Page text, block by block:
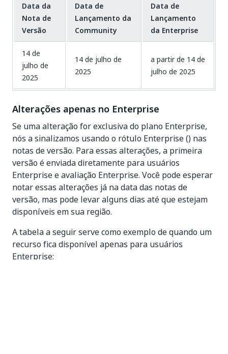
Data da
Nota de
Versão
Data de
Lançamento da
Community
Data de
Lançamento
da Enterprise
14 de
julho de
2025
14 de julho de
2025
a partir de 14 de
julho de 2025
Alterações apenas no Enterprise
Se uma alteração for exclusiva do plano Enterprise,
nós a sinalizamos usando o rótulo Enterprise () nas
notas de versão. Para essas alterações, a primeira
versão é enviada diretamente para usuários
Enterprise e avaliação Enterprise. Você pode esperar
notar essas alterações já na data das notas de
versão, mas pode levar alguns dias até que estejam
disponíveis em sua região.
A tabela a seguir serve como exemplo de quando um
recurso fica disponível apenas para usuários
Enterprise: